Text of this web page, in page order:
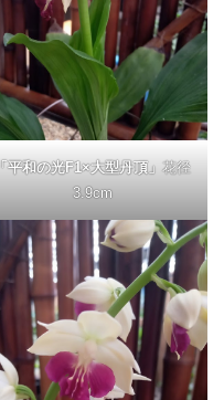
「平和の光F1×大型丹頂」花径
3.9cm